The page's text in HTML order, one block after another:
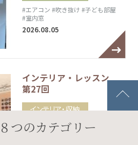
#エアコン #吹き抜け #子ども部屋
#室内窓
2026.08.05
インテリア・レッスン
第27回
インテリア・収納
2026.08.05
つのカテゴリー